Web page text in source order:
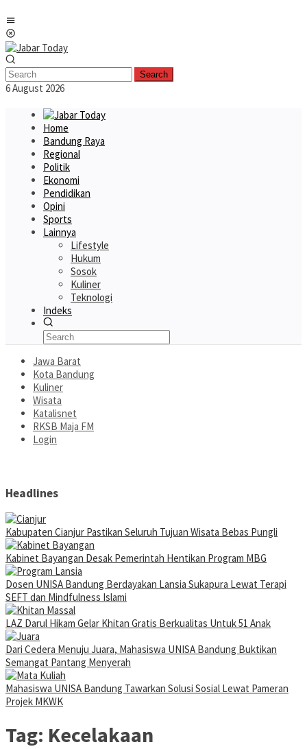
to
content
Search
6 August 2026
Home
Bandung Raya
Regional
Politik
Ekonomi
Pendidikan
Opini
Sports
Lainnya
Lifestyle
Hukum
Sosok
Kuliner
Teknologi
Indeks
Jawa Barat
Kota Bandung
Kuliner
Wisata
Katalisnet
RKSB Maja FM
Login
Headlines
Kabupaten Cianjur Pastikan Seluruh Tujuan Wisata Bebas Pungli
Kabinet Bayangan Desak Pemerintah Hentikan Program MBG
Dosen UNISA Bandung Berdayakan Lansia Sukapura Lewat Terapi
SEFT dan Mindfulness Islami
LAZ Darul Hikam Gelar Khitan Gratis Berkualitas Untuk 51 Anak
Dari Cedera Menuju Juara, Mahasiswa UNISA Bandung Buktikan
Semangat Pantang Menyerah
Mahasiswa UNISA Bandung Tawarkan Solusi Sosial Lewat Pameran
Projek MKWK
Tag: Kecelakaan